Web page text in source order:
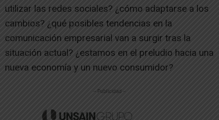
utilizar las redes sociales? ¿cómo adaptarse a los
cambios? ¿qué posibles tendencias en la
comunicación empresarial van a surgir tras la
situación actual? ¿estamos en el preludio hacia una
nueva economía y un nuevo consumidor?
-- Publicidad --